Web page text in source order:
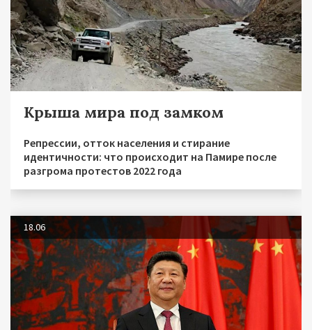
Крыша мира под замком
Репрессии, отток населения и стирание
идентичности: что происходит на Памире после
разгрома протестов 2022 года
18.06